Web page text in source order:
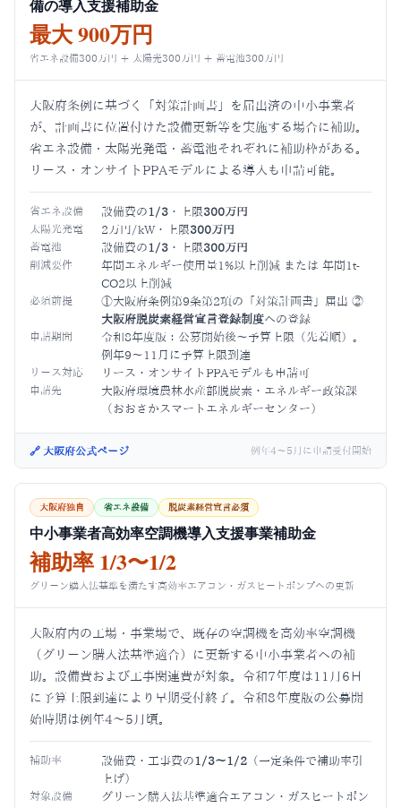
備の導入支援補助金
最大 900万円
省エネ設備300万円 ＋ 太陽光300万円 ＋ 蓄電池300万円
大阪府条例に基づく「対策計画書」を届出済の中小事業者
が、計画書に位置付けた設備更新等を実施する場合に補助。
省エネ設備・太陽光発電・蓄電池それぞれに補助枠がある。
リース・オンサイトPPAモデルによる導入も申請可能。
省エネ設備 設備費の1/3 ・上限300万円
太陽光発電 2万円/kW・上限300万円
蓄電池 設備費の1/3 ・上限300万円
削減要件
年間エネルギー使用量1%以上削減 または 年間1t-
CO2以上削減
必須前提
①大阪府条例第9条第2項の「対策計画書」届出 ②
大阪府脱炭素経営宣言登録制度への登録
申請期間
令和8年度版：公募開始後〜予算上限（先着順）。
例年9〜11月に予算上限到達
リース対応 リース・オンサイトPPAモデルも申請可
申請先
大阪府環境農林水産部脱炭素・エネルギー政策課
（おおさかスマートエネルギーセンター）
🔗 大阪府公式ページ 例年4〜5月に申請受付開始
大阪府独自 省エネ設備 脱炭素経営宣言必須
中小事業者高効率空調機導入支援事業補助金
補助率 1/3〜1/2
グリーン購入法基準を満たす高効率エアコン・ガスヒートポンプへの更新
大阪府内の工場・事業場で、既存の空調機を高効率空調機
（グリーン購入法基準適合）に更新する中小事業者への補
助。設備費および工事関連費が対象。令和7年度は11月6日
に予算上限到達により早期受付終了。令和8年度版の公募開
始時期は例年4〜5月頃。
補助率 設備費・工事費の1/3〜1/2 （一定条件で補助率引
上げ）
対象設備
グリーン購入法基準適合エアコン・ガスヒートポン